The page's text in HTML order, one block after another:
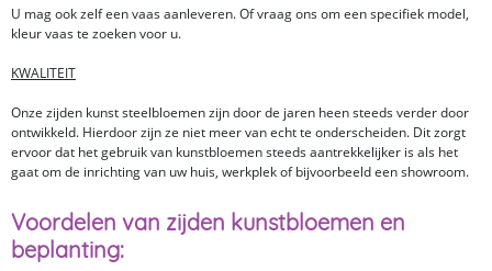
U mag ook zelf een vaas aanleveren. Of vraag ons om een specifiek model,
kleur vaas te zoeken voor u.
KWALITEIT
Onze zijden kunst steelbloemen zijn door de jaren heen steeds verder door
ontwikkeld. Hierdoor zijn ze niet meer van echt te onderscheiden. Dit zorgt
ervoor dat het gebruik van kunstbloemen steeds aantrekkelijker is als het
gaat om de inrichting van uw huis, werkplek of bijvoorbeeld een showroom.
Voordelen van zijden kunstbloemen en
beplanting: